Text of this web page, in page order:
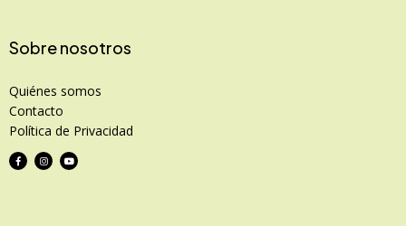
Sobre nosotros
Quiénes somos
Contacto
Política de Privacidad